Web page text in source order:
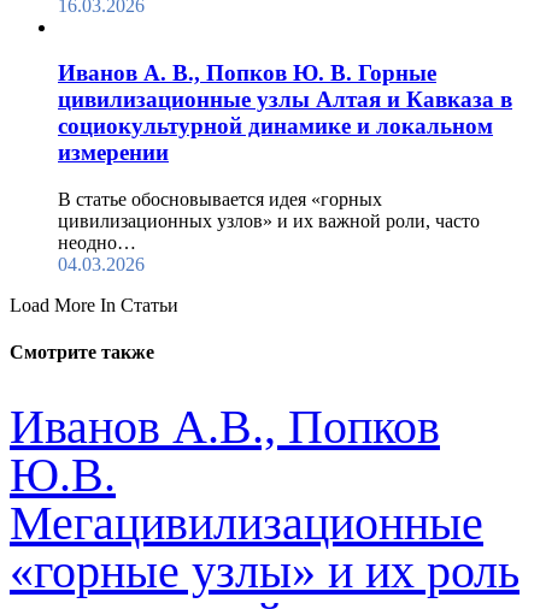
16.03.2026
Иванов А. В., Попков Ю. В. Горные
цивилизационные узлы Алтая и Кавказа в
социокультурной динамике и локальном
измерении
В статье обосновывается идея «горных
цивилизационных узлов» и их важной роли, часто
неодно…
04.03.2026
Load More In Статьи
Смотрите также
Иванов А.В., Попков
Ю.В.
Мегацивилизационные
«горные узлы» и их роль